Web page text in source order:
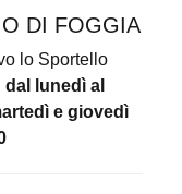
DI FOGGIA
lo Sportello
dal lunedì al
e giovedì